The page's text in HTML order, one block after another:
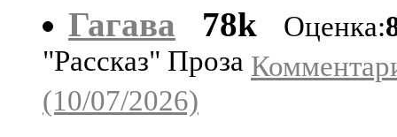
Гагава 78k Оценка:
"Рассказ" Проза
(10/07/2026)